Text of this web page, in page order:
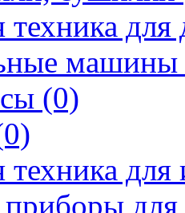
техника
машины
(0)
техника
для